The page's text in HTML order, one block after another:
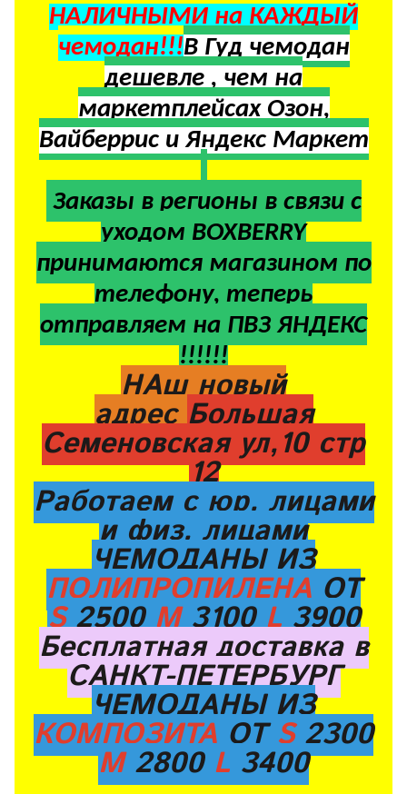
НАЛИЧНЫМИ на КАЖДЫЙ
чемодан!!!В Гуд чемодан
дешевле , чем на
маркетплейсах Озон,
Вайберрис и Яндекс Маркет
Заказы в регионы всвязи с
уходом BOXBERRY
принимаются магазином по
телефону, теперь
отправляем на ПВЗ ЯНДЕКС
!!!!!!
НАш новый
адресБольшая
Семеновская ул,10 стр
12
Работаем с юр. лицами
и физ. лицами
ЧЕМОДАНЫ ИЗ
ПОЛИПРОПИЛЕНА ОТ
S2500M3100L3900
Бесплатная доставка в
САНКТ-ПЕТЕРБУРГ
ЧЕМОДАНЫ ИЗ
КОМПОЗИТА ОТS2300
M2800 L 3400